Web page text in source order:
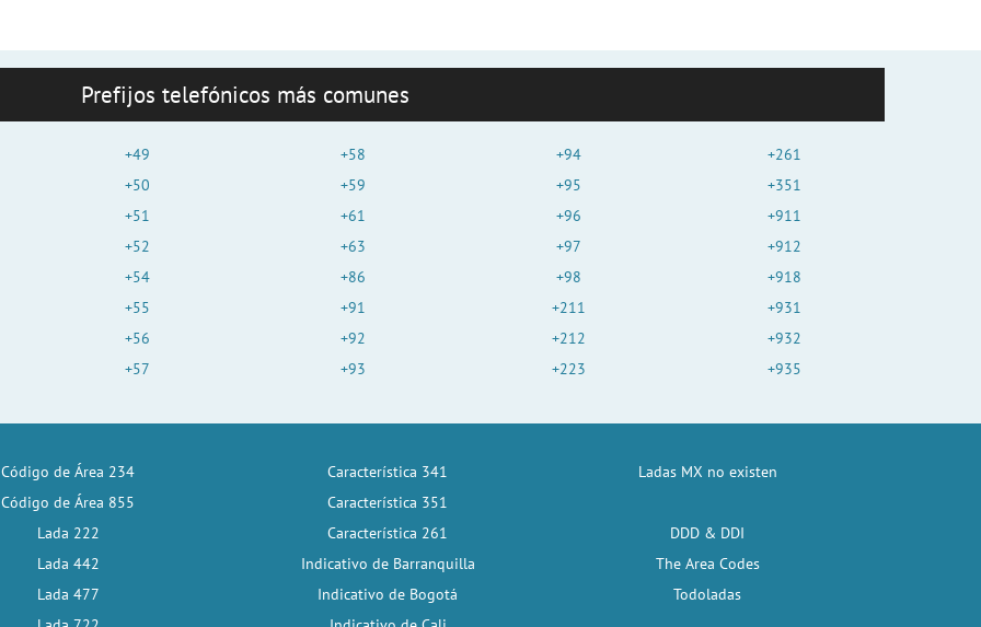
Prefijos telefónicos más comunes
+49
+50
+51
+52
+54
+55
+56
+57
+58
+59
+61
+63
+86
+91
+92
+93
+94
+95
+96
+97
+98
+211
+212
+223
+261
+351
+911
+912
+918
+931
+932
+935
Código de Área 234
Código de Área 855
Lada 222
Lada 442
Lada 477
Característica 341
Característica 351
Característica 261
Indicativo de Barranquilla
Indicativo de Bogotá
Ladas MX no existen
DDD & DDI
The Area Codes
Todoladas